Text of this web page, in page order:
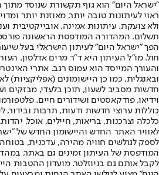
"ישראל היום" הוא גוף תקשורת שנוסד מתוך
ראוי לעיתונות טובה יותר, מאוזנת יותר
ולא צועקת. עיתונות אמינה, אובייקטיבית
הפך "ישראל היום" לעיתון הישראלי בעל
חול. מו"ל העיתון היא ד"ר מרים אדלסון.
והעורך המייסד הוא עמוס רגב. אתרי
חדשות מסביב לשעון, תוכן בלעדי, מבזקים
וידיאו, פודקאסטים ושידורים חיים.
כוללות ערוצי חדשות ודעות, תרבות ובידור,
לאוויר האתר החדש והיישומון החדש של
לספק לגולשים חוויה מהירה, עדכנית,
המודפסת של העיתון זמינים גם באתר,
לקבל אותם גם בניוזלטר. מועדון ההטבות